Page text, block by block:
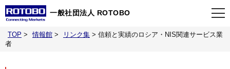
一般社団法人 ROTOBO
TOP > 情報館 > リンク集 > 信頼と実績のロシア・NIS関連サービス業
者